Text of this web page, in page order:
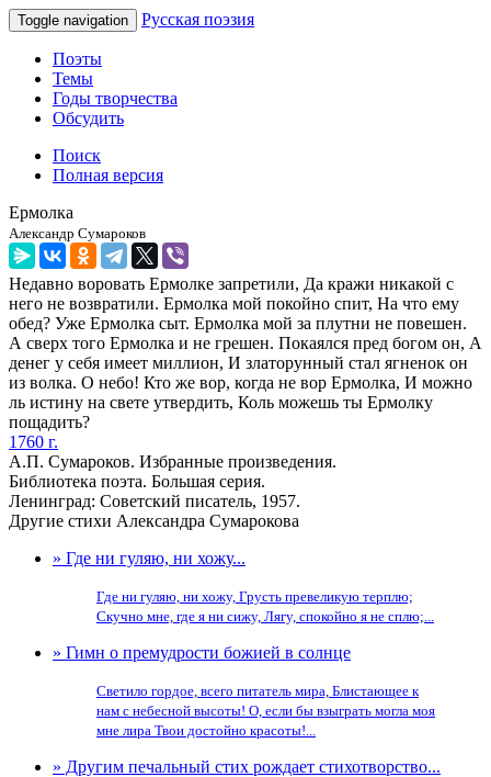
Toggle navigation Русская поэзия
Поэты
Темы
Годы творчества
Обсудить
Поиск
Полная версия
Ермолка
Александр Сумароков
Недавно воровать Ермолке запретили, Да кражи никакой с
него не возвратили. Ермолка мой покойно спит, На что ему
обед? Уже Ермолка сыт. Ермолка мой за плутни не повешен.
А сверх того Ермолка и не грешен. Покаялся пред богом он, А
денег у себя имеет миллион, И златорунный стал ягненок он
из волка. О небо! Кто же вор, когда не вор Ермолка, И можно
ль истину на свете утвердить, Коль можешь ты Ермолку
пощадить?
1760 г.
А.П. Сумароков. Избранные произведения.
Библиотека поэта. Большая серия.
Ленинград: Советский писатель, 1957.
Другие стихи Александра Сумарокова
» Где ни гуляю, ни хожу...
Где ни гуляю, ни хожу, Грусть превеликую терплю;
Скучно мне, где я ни сижу, Лягу, спокойно я не сплю;...
» Гимн о премудрости божией в солнце
Светило гордое, всего питатель мира, Блистающее к
нам с небесной высоты! О, если бы взыграть могла моя
мне лира Твои достойно красоты!...
» Другим печальный стих рождает стихотворство...